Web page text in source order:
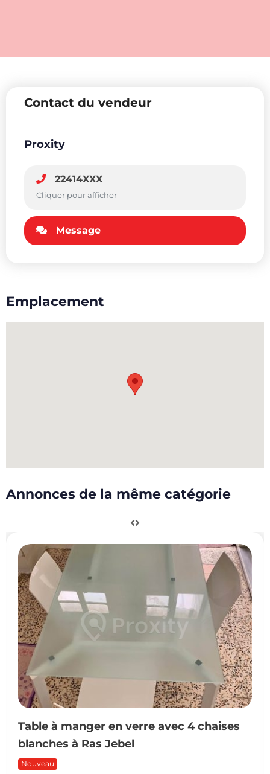
Contact du vendeur
Proxity
22414XXX
Cliquer pour afficher
Message
Emplacement
Annonces de la même catégorie
Table à manger en verre avec 4 chaises
blanches à Ras Jebel
Nouveau